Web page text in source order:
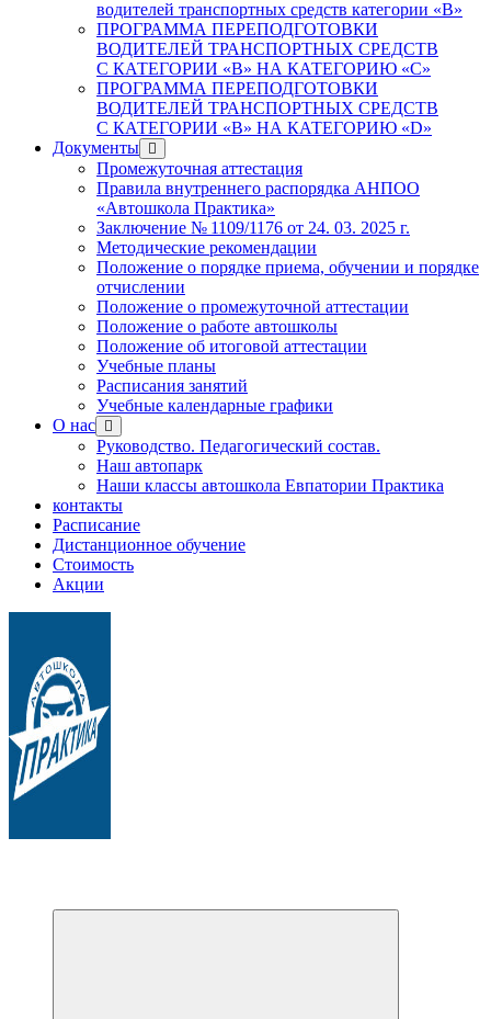
водителей транспортных средств категории «В»
ПРОГРАММА ПЕРЕПОДГОТОВКИ
ВОДИТЕЛЕЙ ТРАНСПОРТНЫХ СРЕДСТВ
С КАТЕГОРИИ «B» НА КАТЕГОРИЮ «C»
ПРОГРАММА ПЕРЕПОДГОТОВКИ
ВОДИТЕЛЕЙ ТРАНСПОРТНЫХ СРЕДСТВ
С КАТЕГОРИИ «B» НА КАТЕГОРИЮ «D»
Документы
Промежуточная аттестация
Правила внутреннего распорядка АНПОО
«Автошкола Практика»
Заключение № 1109/1176 от 24. 03. 2025 г.
Методические рекомендации
Положение о порядке приема, обучении и порядке
отчислении
Положение о промежуточной аттестации
Положение о работе автошколы
Положение об итоговой аттестации
Учебные планы
Расписания занятий
Учебные календарные графики
О нас
Руководство. Педагогический состав.
Наш автопарк
Наши классы автошкола Евпатории Практика
контакты
Расписание
Дистанционное обучение
Стоимость
Акции